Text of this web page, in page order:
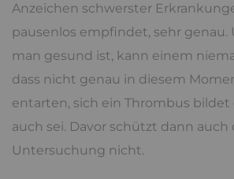
Anzeichen schwerster
pausenlos empfindet, sehr genau.
man gesund ist, kann einem
dass nicht genau in diesem
entarten, sich ein Thrombus bildet
auch sei. Davor schützt dann
Untersuchung nicht.